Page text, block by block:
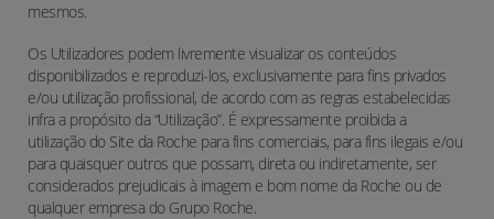
mesmos.
Os Utilizadores podem livremente visualizar os conteúdos
disponibilizados e reproduzi-los, exclusivamente para fins privados
e/ou utilização profissional, de acordo com as regras estabelecidas
infra a propósito da “Utilização”. É expressamente proibida a
utilização do Site da Roche para fins comerciais, para fins ilegais e/ou
para quaisquer outros que possam, direta ou indiretamente, ser
considerados prejudicais à imagem e bom nome da Roche ou de
qualquer empresa do Grupo Roche.